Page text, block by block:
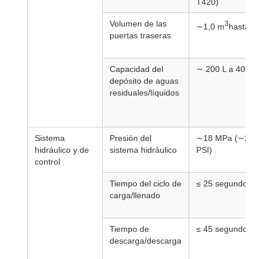
Volumen de las
puertas traseras
∼1,0 m3hasta
Capacidad del
depósito de aguas
residuales/líquidos
∼ 200 L a 400 L
Sistema
hidráulico y de
control
Presión del
sistema hidráulico
∼18 MPa
PSI)
Tiempo del ciclo de
carga/llenado
≤ 25 segundos
Tiempo de
descarga/descarga
≤ 45 segundos